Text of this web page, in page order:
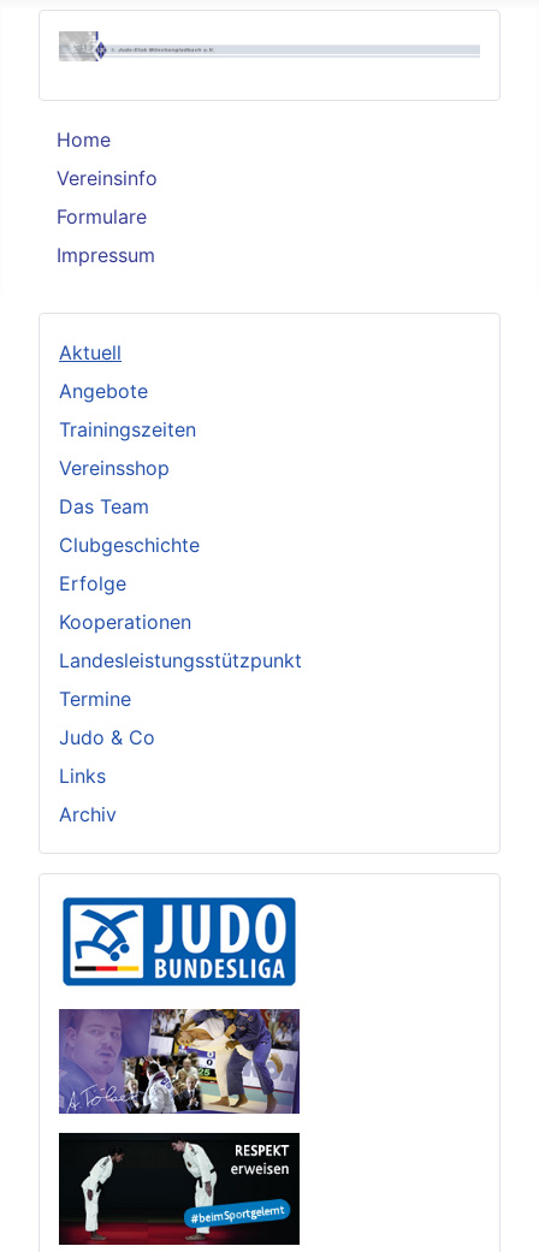
Home
Vereinsinfo
Formulare
Impressum
Aktuell
Angebote
Trainingszeiten
Vereinsshop
Das Team
Clubgeschichte
Erfolge
Kooperationen
Landesleistungsstützpunkt
Termine
Judo & Co
Links
Archiv